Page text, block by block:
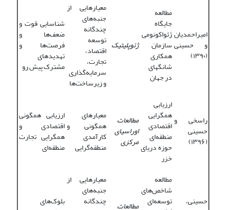
امیراحمدیان
و حسینی
(۱۳۹۰)
مطالعه
جایگاه
ژئواکونومی
سازمان
همکاری
شانگهای
در جهان
ژئوپلیتیک
معیارهایی از
جنبه‌های
چندگانه
توسعه
اقتصاد،
تجارت،
سرمایه‌گذاری
و زیرساخت‌ها
شناسایی قوت و
ضعف‌ها و
فرصت‌ها و
تهدیدهای
مشترک پیش ‌رو
راسخی و
حسینی
(۱۳۹۶)
ارزیابی
همگرایی
اقتصادی
منطقه‌ای
حوزه دریای
خزر
مطالعات
اوراسیای
مرکزی
معیارهای
همگونی و
کارآمدی
منطقه‌گرایی
ارزیابی همگونی
‌اقتصادی و
همگرایی ‌تجارت
منطقه‌ای
حسینی،
مطالعه
شاخص‌های
توسعه‌ای مطالعات
معیارهایی از
جنبه‌های
چندگانه بلوک‌های